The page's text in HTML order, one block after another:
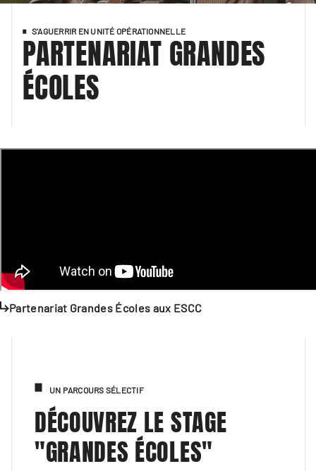
S'AGUERRIR EN UNITÉ OPÉRATIONNELLE
PARTENARIAT GRANDES
ÉCOLES
Partenariat Grandes Écoles aux ESCC
UN PARCOURS SÉLECTIF
DÉCOUVREZ LE STAGE
"GRANDES ÉCOLES"